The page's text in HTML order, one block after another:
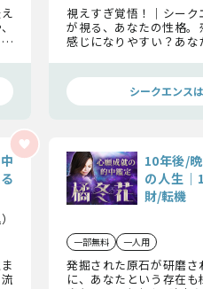
視えすぎ覚悟！｜シー
が視る、あなたの性格。
感じになりやすい？あ
せんよ。
シークエンス
10年後/
の人生｜
財/転機
一部無料 一人用
発掘された原石が研磨さ
に、あなたという存在